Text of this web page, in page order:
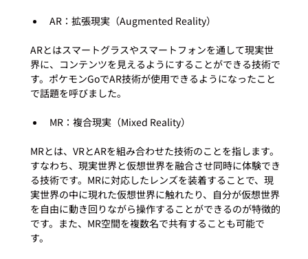
AR：拡張現実（Augmented Reality）
ARとはスマートグラスやスマートフォンを通して現実世
界に、コンテンツを見えるようにすることができる技術で
す。ポケモンGoでAR技術が使用できるようになったこと
MR：複合現実（Mixed Reality）
MRとは、VRとARを組み合わせた技術のことを指します。
すなわち、現実世界と仮想世界を融合させ同時に体験でき
る技術です。MRに対応したレンズを装着することで、現
実世界の中に現れた仮想世界に触れたり、自分が仮想世界
を自由に動き回りながら操作することができるのが特徴的
です。また、MR空間を複数名で共有することも可能で